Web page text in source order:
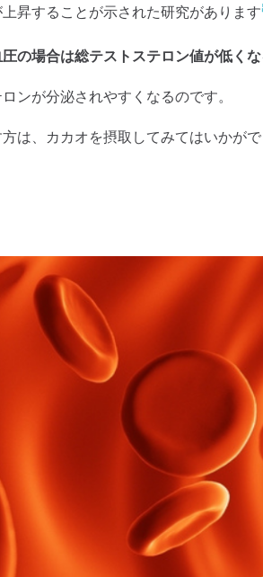
昇することが示された研究があります
の場合は総テストステロン値が低くな
ンが分泌されやすくなるのです。
は、カカオを摂取してみてはいかがで